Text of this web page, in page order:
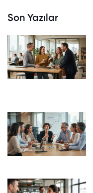
Son Yazılar